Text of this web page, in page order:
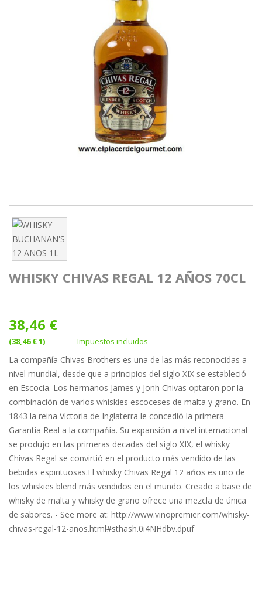
WHISKY CHIVAS REGAL 12 AÑOS 70CL
38,46 €
(38,46 € 1) Impuestos incluidos
La compañía Chivas Brothers es una de las más reconocidas a
nivel mundial, desde que a principios del siglo XIX se estableció
en Escocia. Los hermanos James y Jonh Chivas optaron por la
combinación de varios whiskies escoceses de malta y grano. En
1843 la reina Victoria de Inglaterra le concedió la primera
Garantia Real a la compańía. Su expansión a nivel internacional
se produjo en las primeras decadas del siglo XIX, el whisky
Chivas Regal se convirtió en el producto más vendido de las
bebidas espirituosas.El whisky Chivas Regal 12 ańos es uno de
los whiskies blend más vendidos en el mundo. Creado a base de
whisky de malta y whisky de grano ofrece una mezcla de única
de sabores. - See more at: http://www.vinopremier.com/whisky-
chivas-regal-12-anos.html#sthash.0i4NHdbv.dpuf